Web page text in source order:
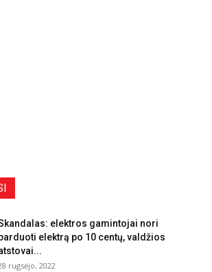
elektros gamintojai nori
elektrą po 10 centų, valdžios
rugsėjo, 2022